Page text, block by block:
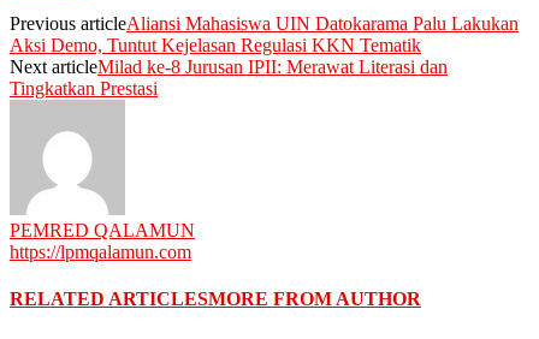
Previous articleAliansi Mahasiswa UIN Datokarama Palu Lakukan
Aksi Demo, Tuntut Kejelasan Regulasi KKN Tematik
Next articleMilad ke-8 Jurusan IPII: Merawat Literasi dan
Tingkatkan Prestasi
PEMRED QALAMUN
https://lpmqalamun.com
RELATED ARTICLESMORE FROM AUTHOR